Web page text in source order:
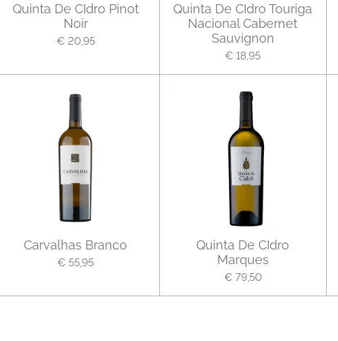
Quinta De CIdro Pinot
Noir
€ 20,95
Quinta De CIdro Touriga
Nacional Cabernet
Sauvignon
€ 18,95
Carvalhas Branco
€ 55,95
Quinta De CIdro
Marques
€ 79,50